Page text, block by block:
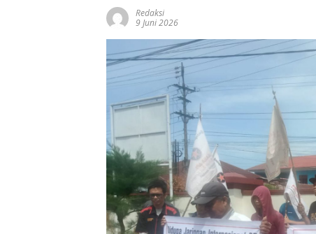
Redaksi
9 Juni 2026